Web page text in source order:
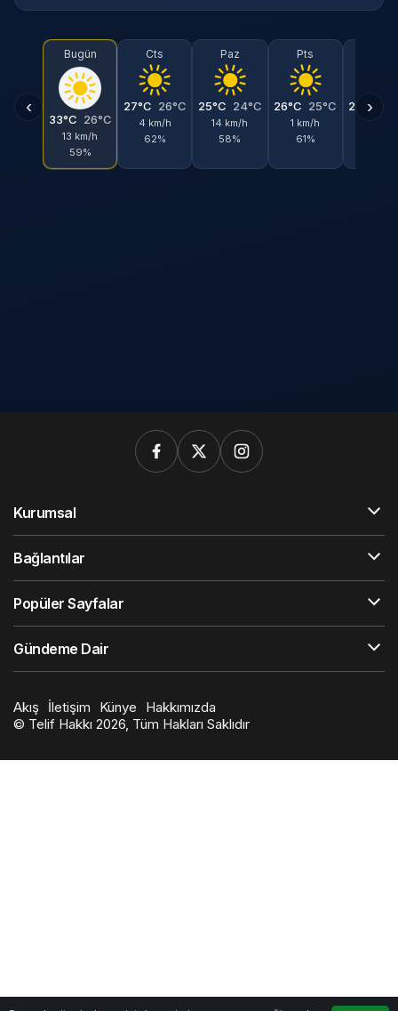
‹
Bugün
33°C 26°C
13 km/h
59%
Cts
27°C 26°C
4 km/h
62%
Paz
25°C 24°C
14 km/h
58%
Pts
26°C 25°C
1 km/h
61%
26°C
›
0
Kurumsal
Bağlantılar
Popüler Sayfalar
Gündeme Dair
Akış İletişim Künye
Hakkımızda
© Telif Hakkı 2026, Tüm Hakları Saklıdır